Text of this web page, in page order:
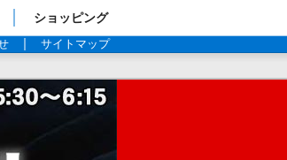
ショッピング
サイトマップ